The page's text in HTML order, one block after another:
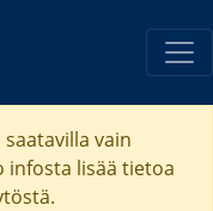
vain
infosta lisää tietoa